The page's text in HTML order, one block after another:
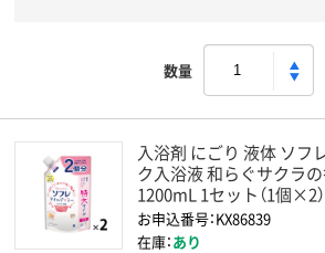
数量
入浴剤 にごり 液体 ソフ
ク入浴液 和らぐサクラ
1200mL 1セット（1個×2
お申込番号：KX86839
在庫：あり